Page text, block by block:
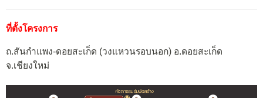
ที่ตั้งโครงการ
ถ.สันกำแพง-ดอยสะเก็ด (วงแหวนรอบนอก) อ.ดอยสะเก็ด
จ.เชียงใหม่